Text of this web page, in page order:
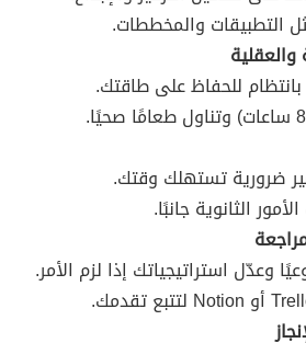
التطبيقات والمخططات.
بانتظام للحفاظ على طاقتك.
ضرورية تستهلك وقتك.
الثانوية جانبًا.
وعدّل استراتيجياتك إذا لزم الأمر.